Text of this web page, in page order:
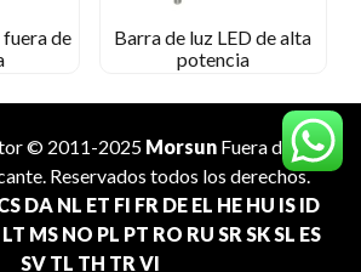
de
Barra de luz LED de alta
potencia
© 2011-2025 MorsunFuera de la
. Reservados todos los derechos.
DA NL ET FI FR DE EL HE HU IS ID
LT MS NO PL PT RO RU SR SKSL ES
SV TL TH TR VI